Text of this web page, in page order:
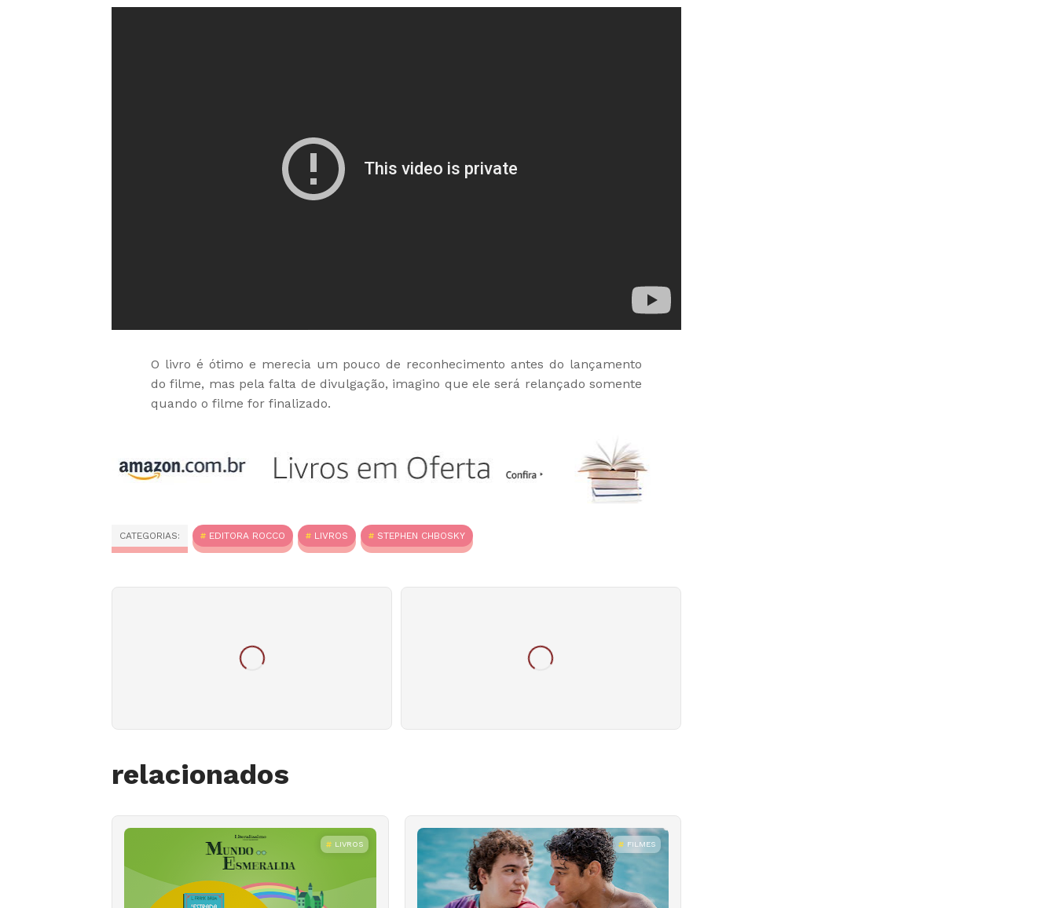
O livro é ótimo e merecia um pouco de reconhecimento antes do lançamento
do filme, mas pela falta de divulgação, imagino que ele será relançado somente
quando o filme for finalizado.
CATEGORIAS: EDITORA ROCCO LIVROS STEPHEN CHBOSKY
relacionados
LIVROS FILMES